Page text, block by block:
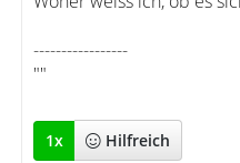
-----------------
""
1x Hilfreich